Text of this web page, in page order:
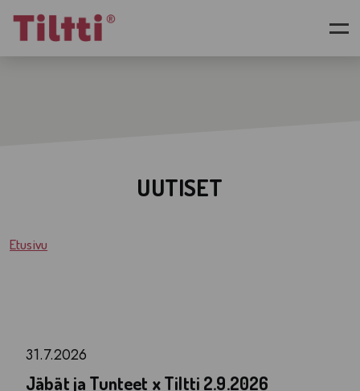
UUTISET
Etusivu
31.7.2026
Jäbät ja Tunteet x Tiltti 2.9.2026